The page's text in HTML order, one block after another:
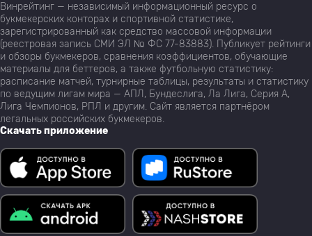
Винрейтинг — независимый информационный ресурс о
букмекерских конторах и спортивной статистике,
зарегистрированный как средство массовой информации
(реестровая запись СМИ ЭЛ № ФС 77-83883). Публикует рейтинги
и обзоры букмекеров, сравнения коэффициентов, обучающие
материалы для беттеров, а также футбольную статистику:
расписание матчей, турнирные таблицы, результаты и статистику
по ведущим лигам мира — АПЛ, Бундеслига, Ла Лига, Серия А,
Лига Чемпионов, РПЛ и другим. Сайт является партнёром
легальных российских букмекеров.
Скачать приложение